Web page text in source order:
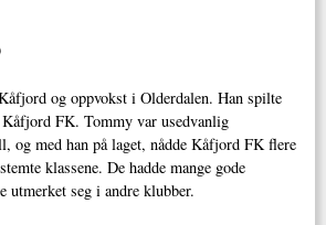
og oppvokst i Olderdalen. Han spilte
FK. Tommy var usedvanlig
og med han på laget, nådde Kåfjord FK flere
klassene. De hadde mange gode
utmerket seg i andre klubber.